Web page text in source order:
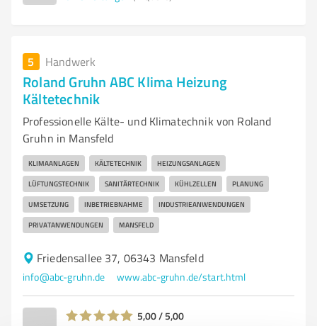
5 Handwerk
Roland Gruhn ABC Klima Heizung
Kältetechnik
Professionelle Kälte- und Klimatechnik von Roland
Gruhn in Mansfeld
KLIMAANLAGEN KÄLTETECHNIK HEIZUNGSANLAGEN
LÜFTUNGSTECHNIK SANITÄRTECHNIK KÜHLZELLEN PLANUNG
UMSETZUNG INBETRIEBNAHME INDUSTRIEANWENDUNGEN
PRIVATANWENDUNGEN MANSFELD
Friedensallee 37, 06343 Mansfeld
info@abc-gruhn.de www.abc-gruhn.de/start.html
5,00 / 5,00